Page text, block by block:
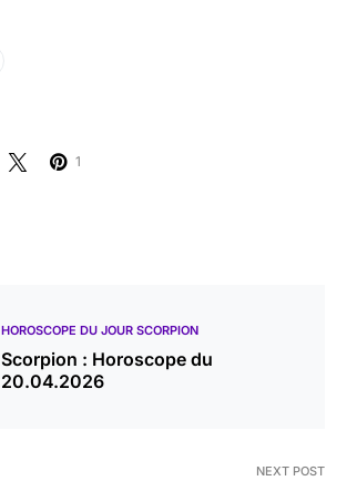
1
HOROSCOPE DU JOUR SCORPION
Scorpion : Horoscope du
20.04.2026
NEXT POST